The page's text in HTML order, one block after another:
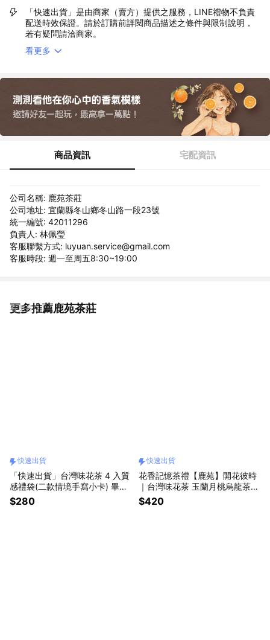
「快速出貨」是由商家（賣方）提供之服務，LINE禮物不負責
配送時效保證。請於訂購前詳閱商品描述之條件與限制說明，
若有疑問請洽商家。
看更多
商品資訊 宅配資訊
公司名稱: 鹿苑茶莊
公司地址: 宜蘭縣冬山鄉冬山路一段23號
統一編號: 42011296
負責人: 林佩瑩
客服聯繫方式: luyuan.service@gmail.com
客服時段: 週一至周五8:30~19:00
更多推薦鹿苑茶莊
看更多
快速出貨
「快速出貨」台灣味花茶 4 入質
感禮袋(二款情境手寫小卡) 畢業
禮物 交換禮物
$280
快速出貨
花香記憶茶禮【鹿苑】開花彼時
｜台灣味花茶 玉蘭月桃烏龍茶
（茶包）「快速出貨」
$420